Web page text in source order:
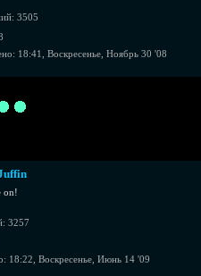
3505
18:41, Воскресенье, Ноябрь 30 '08
on!
3257
18:22, Воскресенье, Июнь 14 '09